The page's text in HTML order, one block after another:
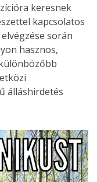
keresnek
kapcsolatos
során
hasznos,
álláshirdetés